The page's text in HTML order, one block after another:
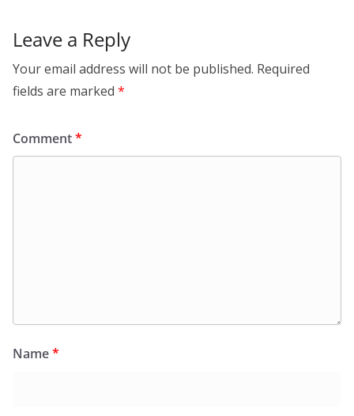
Leave a Reply
Your email address will not be published. Required
fields are marked *
Comment*
Name*